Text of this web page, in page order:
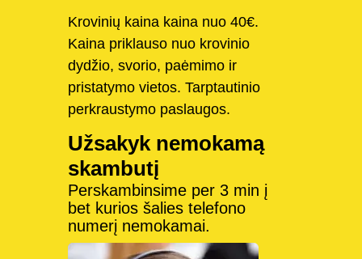
Krovinių kaina kaina nuo 40€.
Kaina priklauso nuo krovinio
dydžio, svorio, paėmimo ir
pristatymo vietos. Tarptautinio
perkraustymo paslaugos.
Užsakyk nemokamą
skambutį
Perskambinsime per 3 min į
bet kurios šalies telefono
numerį nemokamai.